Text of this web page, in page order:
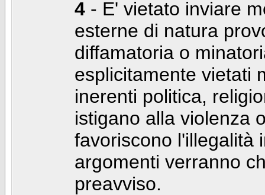
4 - E' vietato inviare
esterne di natura
diffamatoria o
esplicitamente vietati
inerenti politica,
istigano alla violenza
favoriscono l'illegalità
argomenti verranno
preavviso.